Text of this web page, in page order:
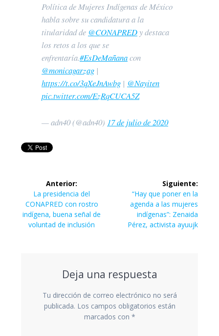
Política de Mujeres Indígenas de México
habla sobre su candidatura a la
titularidad de @CONAPREDy destaca
los retos a los que se
enfrentaría.#EsDeMañanacon
@monicagarzag |
https://t.co/3qXeJnAwbg | @Nayiten
pic.twitter.com/EzRqCUCA5Z
— adn40 (@adn40) 17 de julio de 2020
Navegación
de
entradas
Anterior:
Entrada
anterior:
La presidencia del
CONAPRED con rostro
indígena, buena señal de
voluntad de inclusión
Siguiente:
Siguiente
entrada:
“Hay que poner en la
agenda a las mujeres
indígenas”: Zenaida
Pérez, activista ayuujk
Deja una respuesta
Tu dirección de correo electrónico no será
publicada. Los campos obligatorios están
marcados con *